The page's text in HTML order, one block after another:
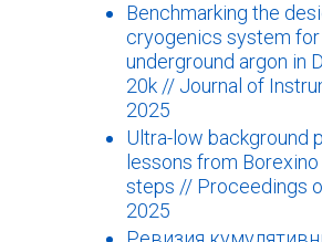
Benchmarking the
cryogenics system
underground argon in
20k // Journal of
2025
Ultra-low background
lessons from
steps // Proceedings
2025